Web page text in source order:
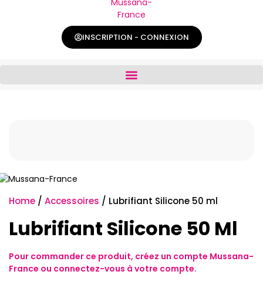
INSCRIPTION - CONNEXION
Home / Accessoires / Lubrifiant Silicone 50 ml
Lubrifiant Silicone 50 Ml
Pour commander ce produit, créez un compte Mussana-
France ou connectez-vous à votre compte.